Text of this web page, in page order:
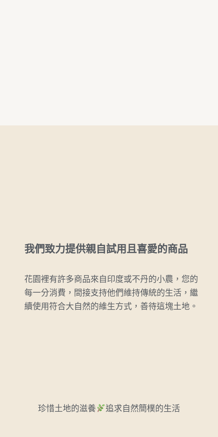
我們致力提供親自試用且喜愛的商品
花園裡有許多商品來自印度或不丹的小農，您的
每一分消費，間接支持他們維持傳統的生活，繼
續使用符合大自然的維生方式，善待這塊土地。
珍惜土地的滋養 追求自然簡樸的生活